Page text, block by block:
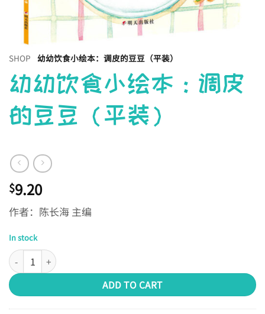
SHOP 幼幼饮食小绘本：调皮的豆豆（平装）
幼幼饮食小绘本：调皮
的豆豆（平装）
$9.20
作者：陈长海 主编
In stock
幼幼饮食小绘本：调皮的豆豆（平装） quantity
ADD TO CART